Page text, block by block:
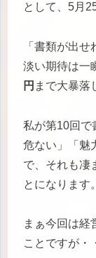
として、5月
「書類が出
淡い期待は一
円 まで大暴落
私が第10回で
危ない」「魅
で、それも凄
とになります。
まぁ今回は経
ことですが・